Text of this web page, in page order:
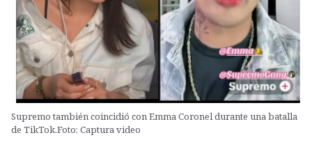
Supremo también coincidió con Emma Coronel durante una batalla
de TikTok.Foto: Captura video